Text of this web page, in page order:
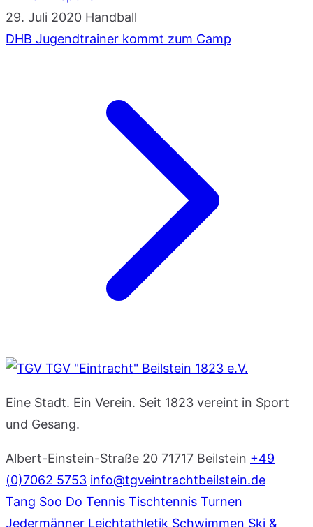
29. Juli 2020 Handball
DHB Jugendtrainer kommt zum Camp
TGV "Eintracht" Beilstein 1823 e.V.
Eine Stadt. Ein Verein. Seit 1823 vereint in Sport
und Gesang.
Albert-Einstein-Straße 20 71717 Beilstein +49
(0)7062 5753 info@tgveintrachtbeilstein.de
Tang Soo Do Tennis Tischtennis Turnen
Jedermänner Leichtathletik Schwimmen Ski &